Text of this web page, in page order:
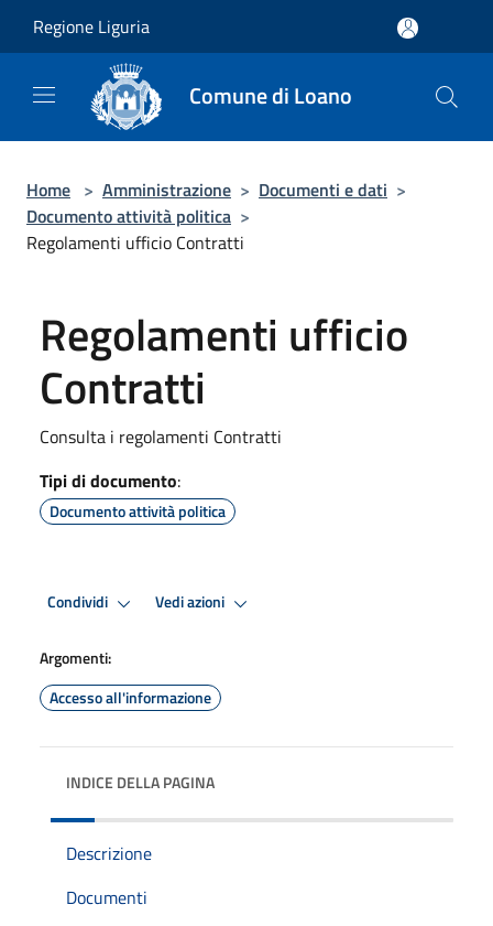
Regione Liguria
Comune di Loano
Home > Amministrazione > Documenti e dati >
Documento attività politica >
Regolamenti ufficio Contratti
Regolamenti ufficio
Contratti
Consulta i regolamenti Contratti
Tipi di documento:
Documento attività politica
Condividi Vedi azioni
Argomenti:
Accesso all'informazione
INDICE DELLA PAGINA
Descrizione
Documenti